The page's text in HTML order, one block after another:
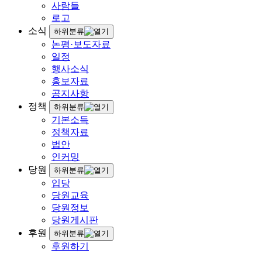
사람들
로고
소식
하위분류
논평·보도자료
일정
행사소식
홍보자료
공지사항
정책
하위분류
기본소득
정책자료
법안
인커밍
당원
하위분류
입당
당원교육
당원정보
당원게시판
후원
하위분류
후원하기